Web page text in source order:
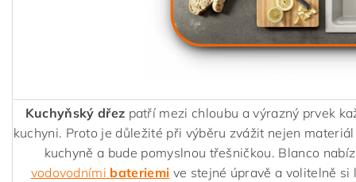
Kuchyňský dřez patří mezi chloubu a výrazný prvek
kuchyni. Proto je důležité při výběru zvážit nejen
kuchyně a bude pomyslnou třešničkou. Blanco
vodovodními bateriemi ve stejné úpravě a volitelně